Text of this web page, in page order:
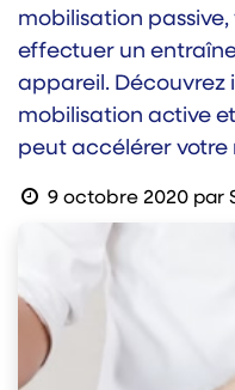
mobilisation
effectuer un
appareil. Découvrez
mobilisation active
peut accélérer votre
9 octobre 2020 par